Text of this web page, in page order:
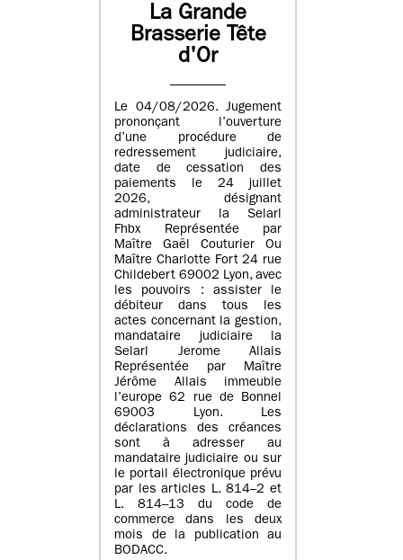
La Grande
Brasserie Tête
d'Or
Le 04/08/2026. Jugement
prononçant l’ouverture
d’une procédure de
redressement judiciaire,
date de cessation des
paiements le 24 juillet
2026, désignant
administrateur la Selarl
Fhbx Représentée par
Maître Gaël Couturier Ou
Maître Charlotte Fort 24 rue
Childebert 69002 Lyon, avec
les pouvoirs : assister le
débiteur dans tous les
actes concernant la gestion,
mandataire judiciaire la
Selarl Jerome Allais
Représentée par Maître
Jérôme Allais immeuble
l’europe 62 rue de Bonnel
69003 Lyon. Les
déclarations des créances
sont à adresser au
mandataire judiciaire ou sur
le portail électronique prévu
par les articles L. 814–2 et
L. 814–13 du code de
commerce dans les deux
mois de la publication au
BODACC.